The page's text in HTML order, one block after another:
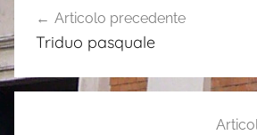
articoli
Articolo precedente
Triduo pasquale